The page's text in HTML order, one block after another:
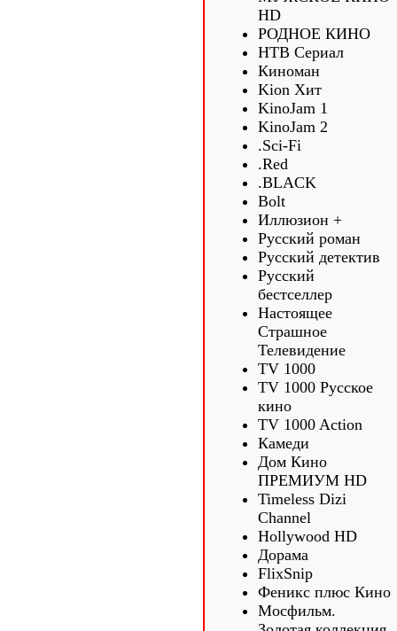
HD
РОДНОЕ КИНО
НТВ Сериал
Киноман
Kion Хит
KinoJam 1
KinoJam 2
.Sci-Fi
.Red
.BLACK
Bolt
Иллюзион +
Русский роман
Русский детектив
Русский
бестселлер
Настоящее
Страшное
Телевидение
TV 1000
TV 1000 Русское
кино
TV 1000 Action
Камеди
Дом Кино
ПРЕМИУМ HD
Timeless Dizi
Channel
Hollywood HD
Дорама
FlixSnip
Феникс плюс Кино
Мосфильм.